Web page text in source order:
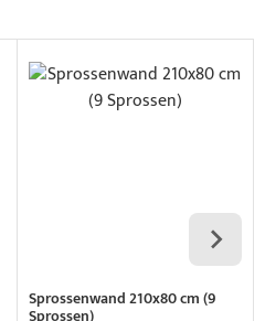
Sprossenwand 210x80 cm (9